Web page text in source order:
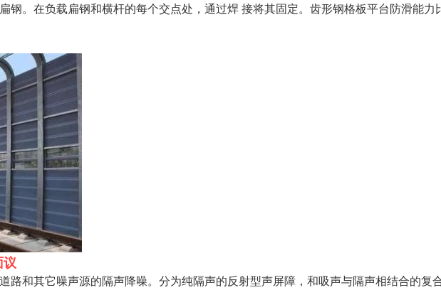
钢。在负载扁钢和横杆的每个交点处，通过焊 接将其固定。齿形钢格板平台防滑能力
议
路和其它噪声源的隔声降噪。分为纯隔声的反射型声屏障，和吸声与隔声相结合的复